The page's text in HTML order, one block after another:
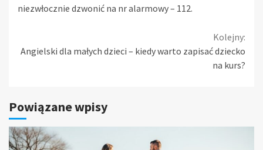
niezwłocznie dzwonić na nr alarmowy – 112.
Reading
Kolejny:
Angielski dla małych dzieci – kiedy warto zapisać dziecko
na kurs?
Powiązane wpisy